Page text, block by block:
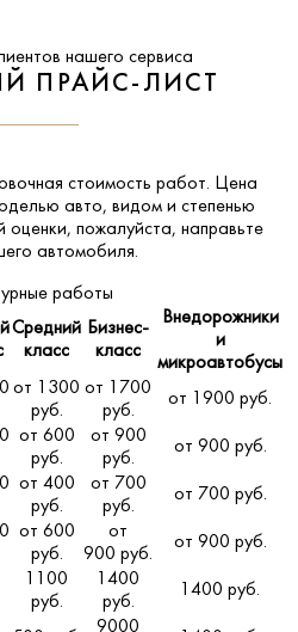
нашего сервиса
ПРАЙС-ЛИСТ
стоимость работ. Цена
авто, видом и степенью
оценки, пожалуйста, направьте
автомобиля.
работы
Средний
класс
Бизнес-
класс
Внедорожники
и
микроавтобусы
от 1300
руб.
от 1700
руб.
от 1900 руб.
от 600
руб.
от 900
руб.
от 900 руб.
от 400
руб.
от 700
руб.
от 700 руб.
от 600
руб.
от
900 руб.
от 900 руб.
1100
руб.
1400
руб.
1400 руб.
9000